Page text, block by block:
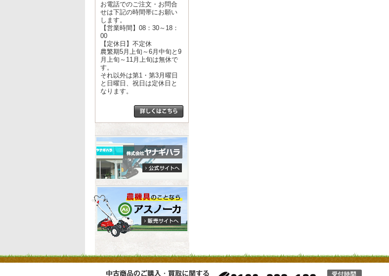
お電話でのご注文・お問合
せは下記の時間帯にお願い
します。
【営業時間】08：30～18：
00
【定休日】不定休
農繁期5月上旬～6月中旬と9
月上旬～11月上旬は無休で
す。
それ以外は第1・第3月曜日
と日曜日、祝日は定休日と
なります。